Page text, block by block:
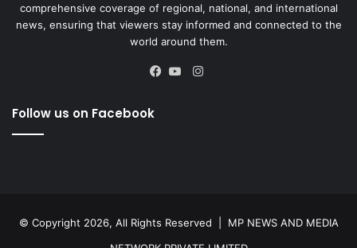
comprehensive coverage of regional, national, and international
news, ensuring that viewers stay informed and connected to the
world around them.
Instagram
Follow us on Facebook
© Copyright 2026, All Rights Reserved | MP NEWS AND MEDIA